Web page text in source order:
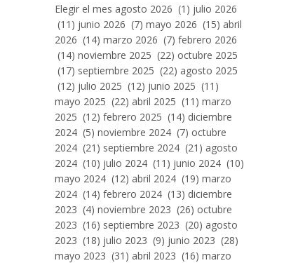
Entradas
Por
Mes
Elegir el mes agosto 2026 (1) julio 2026
(11) junio 2026 (7) mayo 2026 (15) abril
2026 (14) marzo 2026 (7) febrero 2026
(14) noviembre 2025 (22) octubre 2025
(17) septiembre 2025 (22) agosto 2025
(12) julio 2025 (12) junio 2025 (11)
mayo 2025 (22) abril 2025 (11) marzo
2025 (12) febrero 2025 (14) diciembre
2024 (5) noviembre 2024 (7) octubre
2024 (21) septiembre 2024 (21) agosto
2024 (10) julio 2024 (11) junio 2024 (10)
mayo 2024 (12) abril 2024 (19) marzo
2024 (14) febrero 2024 (13) diciembre
2023 (4) noviembre 2023 (26) octubre
2023 (16) septiembre 2023 (20) agosto
2023 (18) julio 2023 (9) junio 2023 (28)
mayo 2023 (31) abril 2023 (16) marzo